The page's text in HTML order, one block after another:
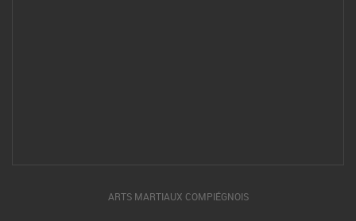
ARTS MARTIAUX COMPIÉGNOIS